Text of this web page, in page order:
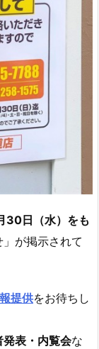
30日（水）をも
が掲示されて
提供をお待ちし
表・内覧会な